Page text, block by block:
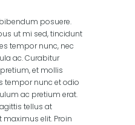
posuere.
ut mi sed, tincidunt
tempor nunc, nec
ac. Curabitur
et mollis
tempor nunc et odio
ac pretium erat.
tellus at
maximus elit. Proin